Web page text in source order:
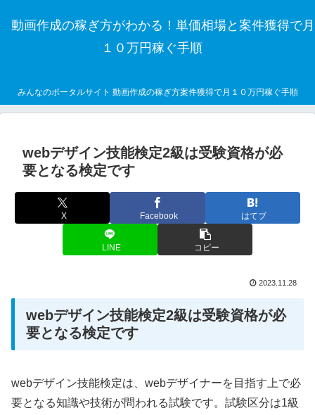
動画作成の稼ぎ方がわかる！単価相場と案件獲得で月
１０万円稼ぐ手順
みんなのポータルサイト 動画作成の稼ぎ方案件獲得で月１０万円稼ぐ手順
webデザイン技能検定2級は受験資格が必
要となる検定です
X Facebook はてブ
LINE コピー
2023.11.28
webデザイン技能検定2級は受験資格が必
要となる検定です
webデザイン技能検定は、webデザイナーを目指す上で必
要となる知識や技術が問われる試験です。試験区分は1級